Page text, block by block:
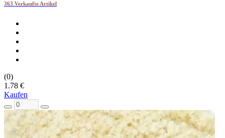
363 Verkaufte Artikel
(0)
1.78 €
Kaufen